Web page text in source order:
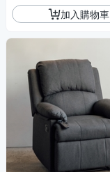
加入購物車